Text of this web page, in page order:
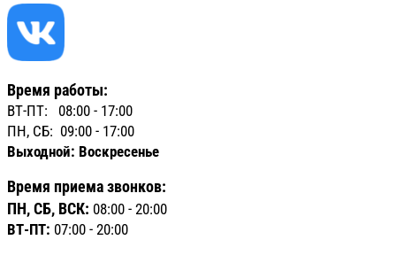
Время работы:
ВТ-ПТ: 08:00 - 17:00
ПН, СБ: 09:00 - 17:00
Выходной: Воскресенье
Время приема звонков:
ПН, СБ, ВСК: 08:00 - 20:00
ВТ-ПТ: 07:00 - 20:00